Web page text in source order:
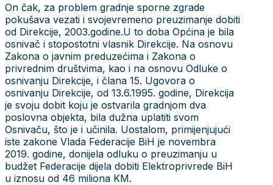
On čak, za problem gradnje sporne zgrade
pokušava vezati i svojevremeno preuzimanje dobiti
od Direkcije, 2003.godine.U to doba Općina je bila
osnivač i stopostotni vlasnik Direkcije. Na osnovu
Zakona o javnim preduzećima i Zakona o
privrednim društvima, kao i na osnovu Odluke o
osnivanju Direkcije, i člana 15. Ugovora o
osnivanju Direkcije, od 13.6.1995. godine, Direkcija
je svoju dobit koju je ostvarila gradnjom dva
poslovna objekta, bila dužna uplatiti svom
Osnivaču, što je i učinila. Uostalom, primijenjujući
iste zakone Vlada Federacije BiH je novembra
2019. godine, donijela odluku o preuzimanju u
budžet Federacije dijela dobiti Elektroprivrede BiH
u iznosu od 46 miliona KM.